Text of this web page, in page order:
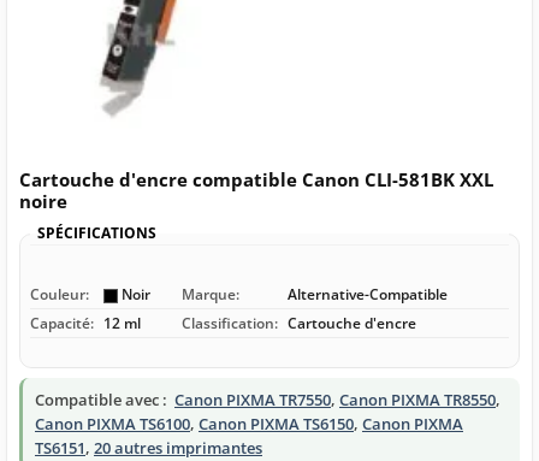
Cartouche d'encre compatible Canon CLI-581BK XXL
noire
SPÉCIFICATIONS
Couleur: Noir Marque:
Alternative-Compatible
Capacité: 12 ml Classification: Cartouche d'encre
Compatible avec : Canon PIXMA TR7550, Canon PIXMA TR8550,
Canon PIXMA TS6100, Canon PIXMA TS6150, Canon PIXMA
TS6151, 20 autres imprimantes